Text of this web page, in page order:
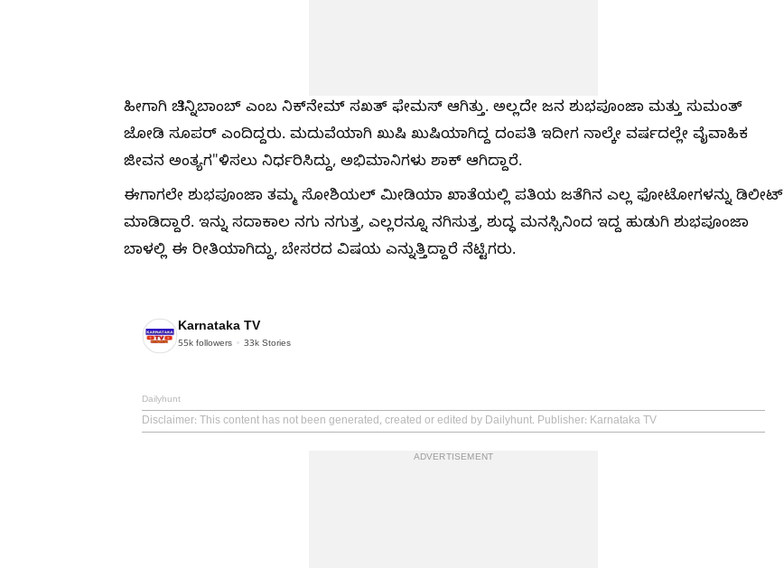
ಹೀಗಾಗಿ ಚಿನ್ನಿಬಾಂಬ್ ಎಂಬ ನಿಕ್‌ನೇಮ್ ಸಖತ್ ಫೇಮಸ್ ಆಗಿತ್ತು. ಅಲ್ಲದೇ ಜನ ಶುಭಪೂಂಜಾ ಮತ್ತು ಸುಮಂತ್
ಜೋಡಿ ಸೂಪರ್ ಎಂದಿದ್ದರು. ಮದುವೆಯಾಗಿ ಖುಷಿ ಖುಷಿಯಾಗಿದ್ದ ದಂಪತಿ ಇದೀಗ ನಾಲ್ಕೇ ವರ್ಷದಲ್ಲೇ ವೈವಾಹಿಕ
ಜೀವನ ಅಂತ್ಯಗ"ಳಿಸಲು ನಿರ್ಧರಿಸಿದ್ದು, ಅಭಿಮಾನಿಗಳು ಶಾಕ್ ಆಗಿದ್ದಾರೆ.
ಈಗಾಗಲೇ ಶುಭಪೂಂಜಾ ತಮ್ಮ ಸೋಶಿಯಲ್ ಮೀಡಿಯಾ ಖಾತೆಯಲ್ಲಿ ಪತಿಯ ಜತೆಗಿನ ಎಲ್ಲ ಫೋಟೋಗಳನ್ನು ಡಿಲೀಟ್
ಮಾಡಿದ್ದಾರೆ. ಇನ್ನು ಸದಾಕಾಲ ನಗು ನಗುತ್ತ, ಎಲ್ಲರನ್ನೂ ನಗಿಸುತ್ತ, ಶುದ್ಧ ಮನಸ್ಸಿನಿಂದ ಇದ್ದ ಹುಡುಗಿ ಶುಭಪೂಂಜಾ
ಬಾಳಲ್ಲಿ ಈ ರೀತಿಯಾಗಿದ್ದು, ಬೇಸರದ ವಿಷಯ ಎನ್ನುತ್ತಿದ್ದಾರೆ ನೆಟ್ಟಿಗರು.
Karnataka TV
55k followers 33k Stories
Dailyhunt
Disclaimer: This content has not been generated, created or edited by Dailyhunt. Publisher: Karnataka TV
ADVERTISEMENT